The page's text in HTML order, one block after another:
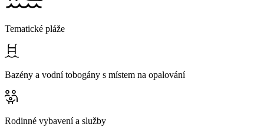
Tematické pláže
Bazény a vodní tobogány s místem na opalování
Rodinné vybavení a služby